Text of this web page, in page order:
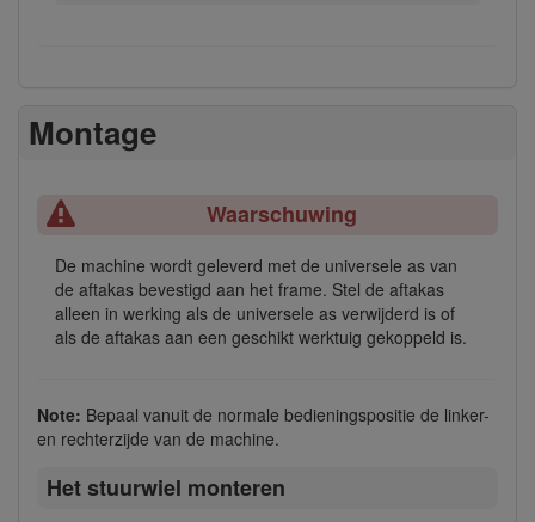
Montage
Waarschuwing
De machine wordt geleverd met de universele as van
de aftakas bevestigd aan het frame. Stel de aftakas
alleen in werking als de universele as verwijderd is of
als de aftakas aan een geschikt werktuig gekoppeld is.
Note: Bepaal vanuit de normale bedieningspositie de linker-
en rechterzijde van de machine.
Het stuurwiel monteren